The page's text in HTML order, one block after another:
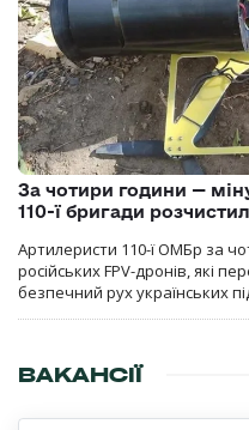
За чотири години —
110-ї бригади
Артилеристи 110-ї ОМБр за
російських FPV-дронів, які
безпечний рух українських
ВАКАНСІЇ